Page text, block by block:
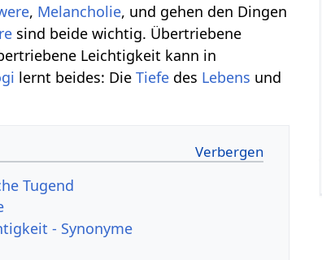
, Melancholie, und gehen den Dingen
sind beide wichtig. Übertriebene
Leichtigkeit kann in
lernt beides: DieTiefe des Lebens und
Tugend
- Synonyme